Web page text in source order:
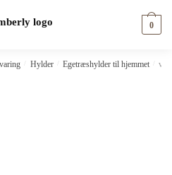
0
Hylder Egetræshylder til hjemmet